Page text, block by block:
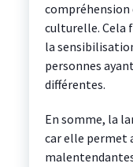
culturelle. Cela
la
personnes
différentes.
En somme, la
car elle permet